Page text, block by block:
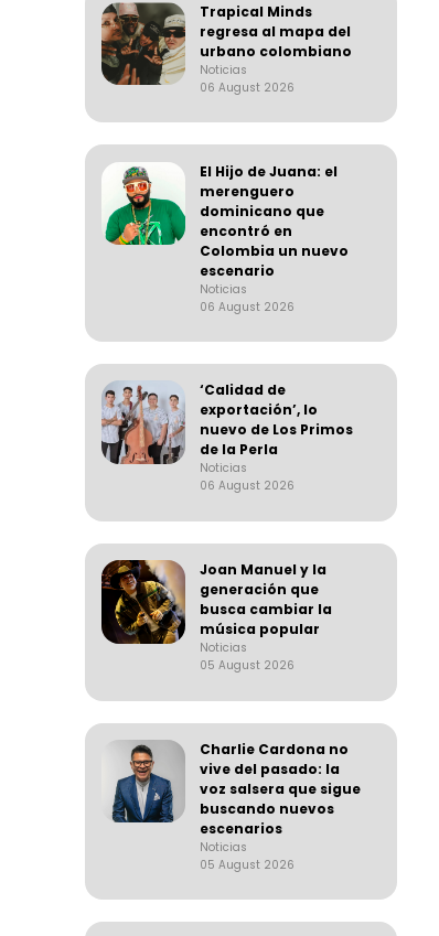
Trapical Minds
regresa al mapa del
urbano colombiano
Noticias
06 August 2026
El Hijo de Juana: el
merenguero
dominicano que
encontró en
Colombia un nuevo
escenario
Noticias
06 August 2026
‘Calidad de
exportación’, lo
nuevo de Los Primos
de la Perla
Noticias
06 August 2026
Joan Manuel y la
generación que
busca cambiar la
música popular
Noticias
05 August 2026
Charlie Cardona no
vive del pasado: la
voz salsera que sigue
buscando nuevos
escenarios
Noticias
05 August 2026